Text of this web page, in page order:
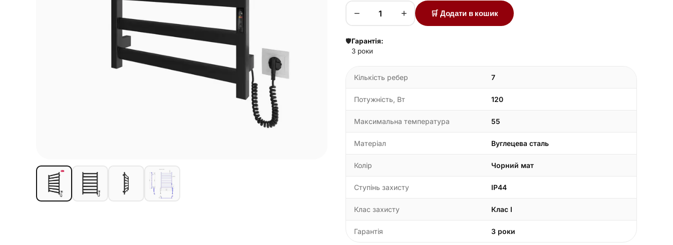
− + 🛒 Додати в кошик
🛡️Гарантія:
3 роки
Кількість ребер 7
Потужність, Вт 120
Максимальна температура 55
Матеріал Вуглецева сталь
Колір Чорний мат
Ступінь захисту IP44
Клас захисту Клас I
Гарантія 3 роки